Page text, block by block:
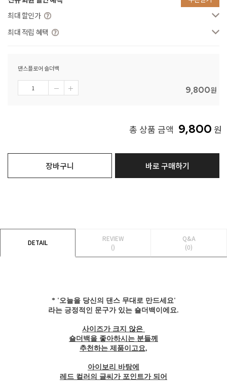
최대 할인가
최대 적립 혜택
댄스플로어 숄더백
9,800원
총 상품 금액 9,800 원
장바구니 바로 구매하기
DETAIL
REVIEW
()
Q&A
(0)
* '오늘을 당신의 댄스 무대로 만드세요'
라는 긍정적인 문구가 있는 숄더백이에요.
사이즈가 크지 않은
숄더백을 좋아하시는 분들께
추천하는 제품이고요,
아이보리 바탕에
레드 컬러의 글씨가 포인트가 되어